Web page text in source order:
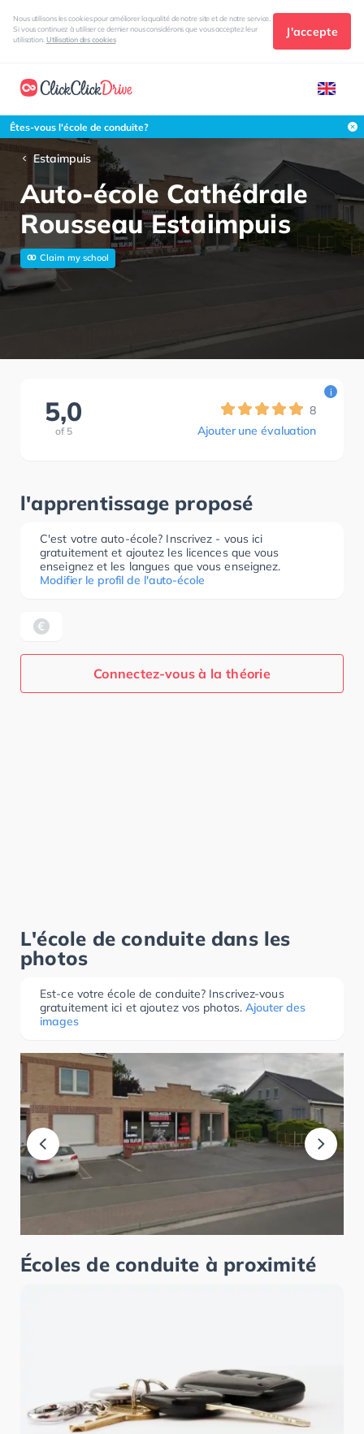
Nous utilisons les cookies pour améliorer la qualité de notre site et de notre service.
Si vous continuez à utiliser ce dernier nous considérons que vous acceptez leur
utilisation. Utilisation des cookies
J'accepte
Êtes-vous l'école de conduite?
Estaimpuis
Auto-école Cathédrale
Rousseau Estaimpuis
Claim my school
5,0
of 5
8
Ajouter une évaluation
i
l'apprentissage proposé
C'est votre auto-école? Inscrivez - vous ici
gratuitement et ajoutez les licences que vous
enseignez et les langues que vous enseignez.
Modifier le profil de l'auto-école
Connectez-vous à la théorie
L'école de conduite dans les
photos
Est-ce votre école de conduite? Inscrivez-vous
gratuitement ici et ajoutez vos photos. Ajouter des
images
Écoles de conduite à proximité